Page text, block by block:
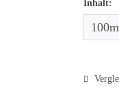
Inhalt: